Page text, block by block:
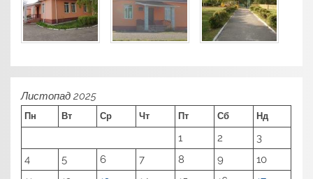
Листопад 2025
Пн Вт Ср Чт Пт Сб Нд
1 2
3
4
5 6 7 8 9
10